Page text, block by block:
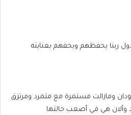
ربنا يحفظهم ويحفهم بعنايته
ومازالت مستمرة مع متمرد ومرتزق
وآلان هي في أصعب حالتها